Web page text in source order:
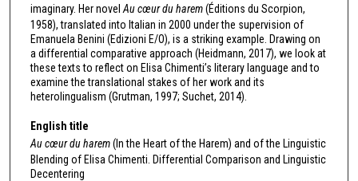
imaginary. Her novel Au cœur du harem(Éditions du Scorpion,
1958), translated into Italian in 2000 under the supervision of
Emanuela Benini (Edizioni E/O), is a striking example. Drawing on
a differential comparative approach (Heidmann, 2017), we look at
these texts to reflect on Elisa Chimenti’s literary language and to
examine the translational stakes of her work and its
heterolingualism (Grutman, 1997; Suchet, 2014).
English title
Au cœur du harem(In the Heart of the Harem) and of the Linguistic
Blending of Elisa Chimenti. Differential Comparison and Linguistic
Decentering